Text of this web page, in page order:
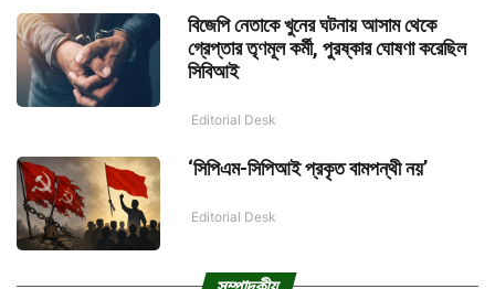
বিজেপি নেতাকে খুনের ঘটনায় আসাম থেকে
গ্রেপ্তার তৃণমূল কর্মী, পুরষ্কার ঘোষণা করেছিল
সিবিআই
Editorial Desk
‘সিপিএম-সিপিআই প্রকৃত বামপন্থী নয়’
Editorial Desk